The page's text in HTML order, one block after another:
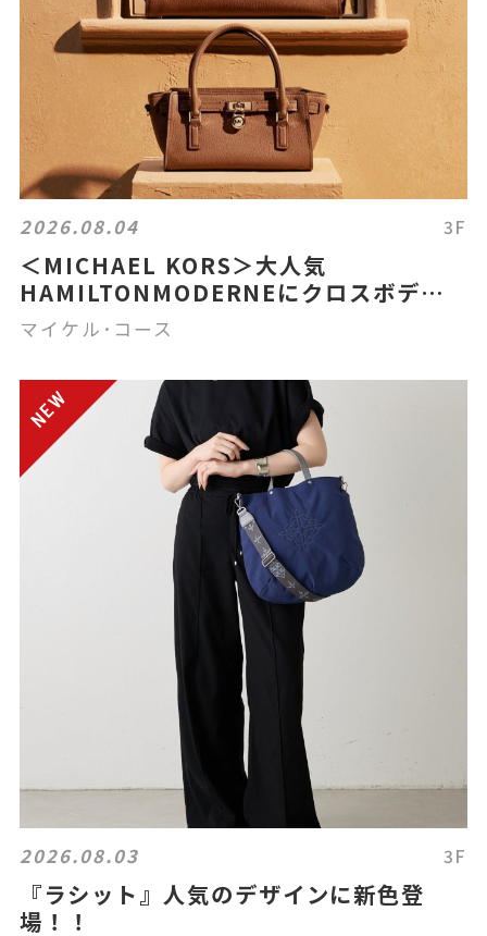
2026.08.04 3F
＜MICHAEL KORS＞大人気
HAMILTONMODERNEにクロスボディ
が新登場！
マイケル･コース
2026.08.03 3F
『ラシット』人気のデザインに新色登
場！！